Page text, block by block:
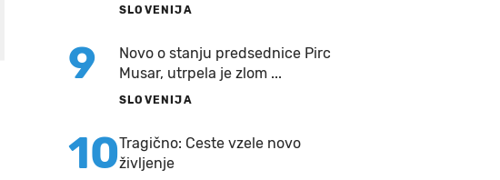
SLOVENIJA
9
Novo o stanju predsednice Pirc
Musar, utrpela je zlom ...
SLOVENIJA
10Tragično: Ceste vzele novo
življenje